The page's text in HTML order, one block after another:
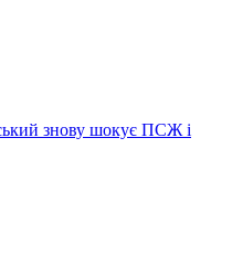
знову шокує ПСЖ і